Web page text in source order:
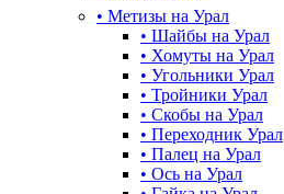
• Метизы на Урал
• Шайбы на Урал
• Хомуты на Урал
• Угольники Урал
• Тройники Урал
• Скобы на Урал
• Переходник Урал
• Палец на Урал
• Ось на Урал